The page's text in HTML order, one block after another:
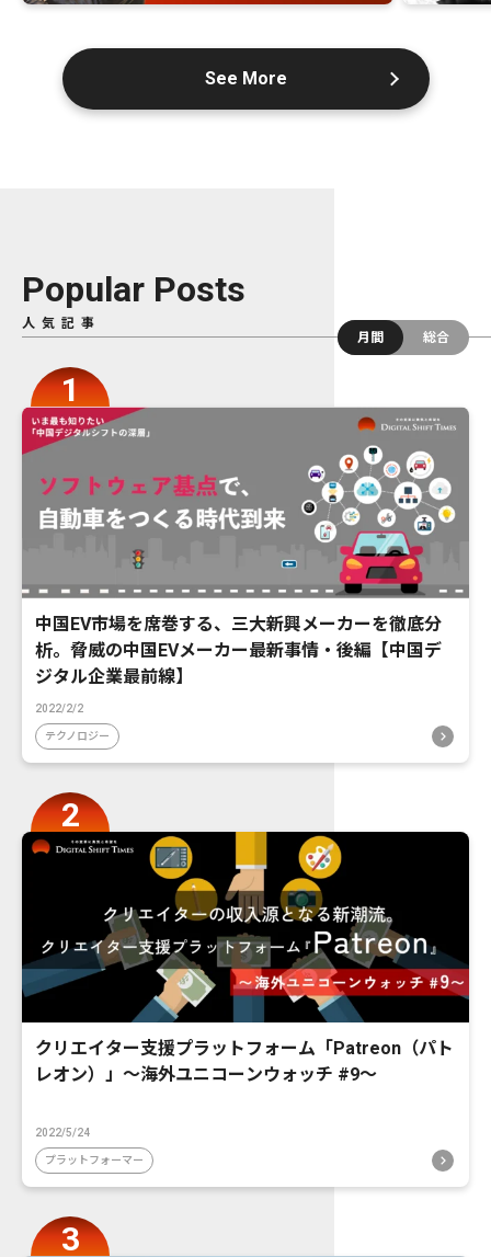
See More
Popular Posts
人気記事
月間
総合
中国EV市場を席巻する、三大新興メーカーを徹底分
析。脅威の中国EVメーカー最新事情・後編【中国デ
ジタル企業最前線】
2022/2/2
テクノロジー
クリエイター支援プラットフォーム「Patreon（パト
レオン）」〜海外ユニコーンウォッチ #9〜
2022/5/24
プラットフォーマー